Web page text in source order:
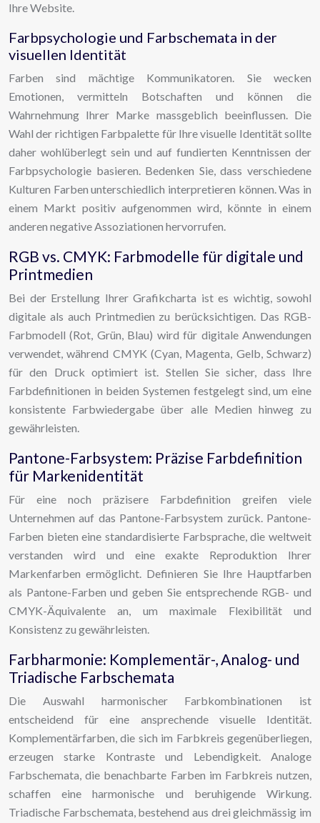
Ihre Website.
Farbpsychologie und Farbschemata in der
visuellen Identität
Farben sind mächtige Kommunikatoren. Sie wecken
Emotionen, vermitteln Botschaften und können die
Wahrnehmung Ihrer Marke massgeblich beeinflussen. Die
Wahl der richtigen Farbpalette für Ihre visuelle Identität sollte
daher wohlüberlegt sein und auf fundierten Kenntnissen der
Farbpsychologie basieren. Bedenken Sie, dass verschiedene
Kulturen Farben unterschiedlich interpretieren können. Was in
einem Markt positiv aufgenommen wird, könnte in einem
anderen negative Assoziationen hervorrufen.
RGB vs. CMYK: Farbmodelle für digitale und
Printmedien
Bei der Erstellung Ihrer Grafikcharta ist es wichtig, sowohl
digitale als auch Printmedien zu berücksichtigen. Das RGB-
Farbmodell (Rot, Grün, Blau) wird für digitale Anwendungen
verwendet, während CMYK (Cyan, Magenta, Gelb, Schwarz)
für den Druck optimiert ist. Stellen Sie sicher, dass Ihre
Farbdefinitionen in beiden Systemen festgelegt sind, um eine
konsistente Farbwiedergabe über alle Medien hinweg zu
gewährleisten.
Pantone-Farbsystem: Präzise Farbdefinition
für Markenidentität
Für eine noch präzisere Farbdefinition greifen viele
Unternehmen auf das Pantone-Farbsystem zurück. Pantone-
Farben bieten eine standardisierte Farbsprache, die weltweit
verstanden wird und eine exakte Reproduktion Ihrer
Markenfarben ermöglicht. Definieren Sie Ihre Hauptfarben
als Pantone-Farben und geben Sie entsprechende RGB- und
CMYK-Äquivalente an, um maximale Flexibilität und
Konsistenz zu gewährleisten.
Farbharmonie: Komplementär-, Analog- und
Triadische Farbschemata
Die Auswahl harmonischer Farbkombinationen ist
entscheidend für eine ansprechende visuelle Identität.
Komplementärfarben, die sich im Farbkreis gegenüberliegen,
erzeugen starke Kontraste und Lebendigkeit. Analoge
Farbschemata, die benachbarte Farben im Farbkreis nutzen,
schaffen eine harmonische und beruhigende Wirkung.
Triadische Farbschemata, bestehend aus drei gleichmässig im